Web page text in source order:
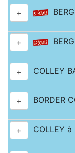
+
+
+ COLLEY
+ BORDER
+ COLLEY